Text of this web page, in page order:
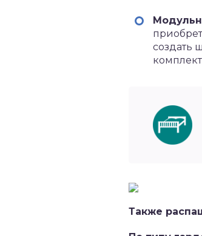
создать
Также